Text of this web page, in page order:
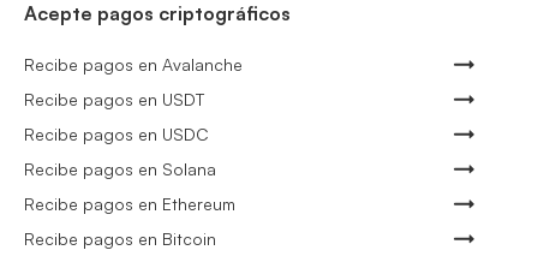
Acepte pagos criptográficos
Recibe pagos en Avalanche
Recibe pagos en USDT
Recibe pagos en USDC
Recibe pagos en Solana
Recibe pagos en Ethereum
Recibe pagos en Bitcoin